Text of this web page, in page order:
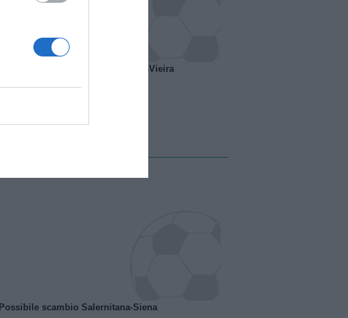
A gennaio ipotesi scambio Davids-Vieira
Possibile scambio Salernitana-Siena